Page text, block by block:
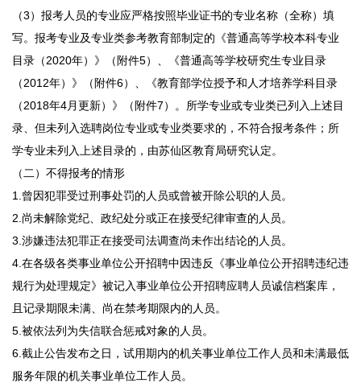
（3）报考人员的专业应严格按照毕业证书的专业名称（全称）填
写。报考专业及专业类参考教育部制定的《普通高等学校本科专业
目录（2020年）》（附件5）、《普通高等学校研究生专业目录
（2012年）》（附件6）、《教育部学位授予和人才培养学科目录
（2018年4月更新）》（附件7）。所学专业或专业类已列入上述目
录、但未列入选聘岗位专业或专业类要求的，不符合报考条件；所
学专业未列入上述目录的，由苏仙区教育局研究认定。
（二）不得报考的情形
1.曾因犯罪受过刑事处罚的人员或曾被开除公职的人员。
2.尚未解除党纪、政纪处分或正在接受纪律审查的人员。
3.涉嫌违法犯罪正在接受司法调查尚未作出结论的人员。
4.在各级各类事业单位公开招聘中因违反《事业单位公开招聘违纪违
规行为处理规定》被记入事业单位公开招聘应聘人员诚信档案库，
且记录期限未满、尚在禁考期限内的人员。
5.被依法列为失信联合惩戒对象的人员。
6.截止公告发布之日，试用期内的机关事业单位工作人员和未满最低
服务年限的机关事业单位工作人员。